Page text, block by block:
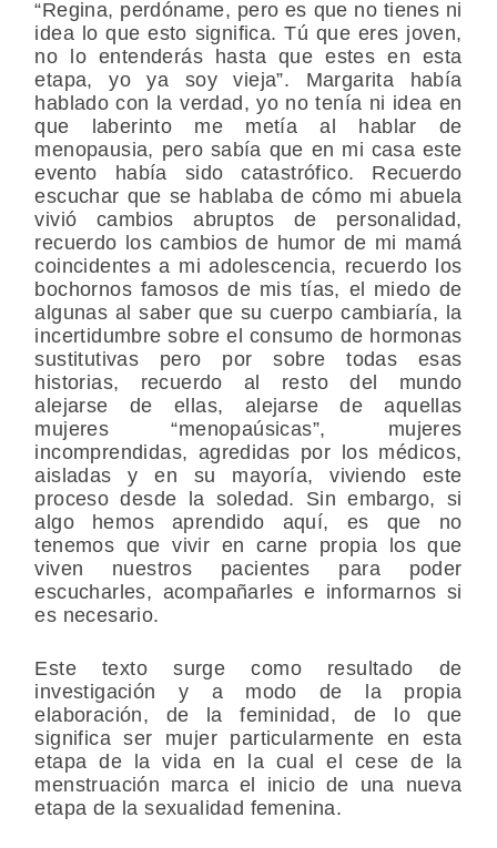
“Regina, perdóname, pero es que no tienes ni
idea lo que esto significa. Tú que eres joven,
no lo entenderás hasta que estes en esta
etapa, yo ya soy vieja”. Margarita había
hablado con la verdad, yo no tenía ni idea en
que laberinto me metía al hablar de
menopausia, pero sabía que en mi casa este
evento había sido catastrófico. Recuerdo
escuchar que se hablaba de cómo mi abuela
vivió cambios abruptos de personalidad,
recuerdo los cambios de humor de mi mamá
coincidentes a mi adolescencia, recuerdo los
bochornos famosos de mis tías, el miedo de
algunas al saber que su cuerpo cambiaría, la
incertidumbre sobre el consumo de hormonas
sustitutivas pero por sobre todas esas
historias, recuerdo al resto del mundo
alejarse de ellas, alejarse de aquellas
mujeres “menopaúsicas”, mujeres
incomprendidas, agredidas por los médicos,
aisladas y en su mayoría, viviendo este
proceso desde la soledad. Sin embargo, si
algo hemos aprendido aquí, es que no
tenemos que vivir en carne propia los que
viven nuestros pacientes para poder
escucharles, acompañarles e informarnos si
es necesario.
Este texto surge como resultado de
investigación y a modo de la propia
elaboración, de la feminidad, de lo que
significa ser mujer particularmente en esta
etapa de la vida en la cual el cese de la
menstruación marca el inicio de una nueva
etapa de la sexualidad femenina.